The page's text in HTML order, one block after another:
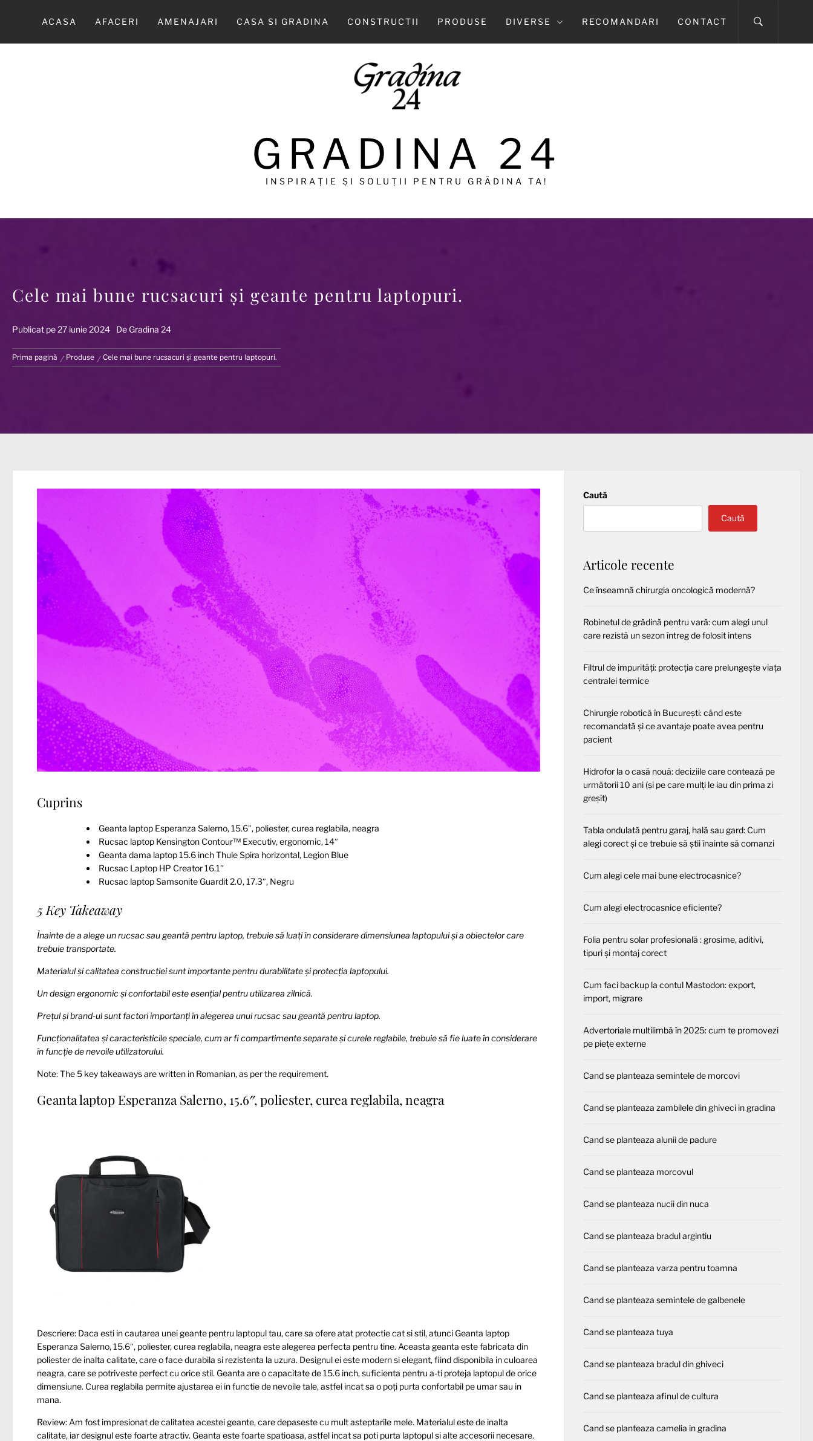
ACASA AFACERI AMENAJARI CASA SI GRADINA CONSTRUCTII PRODUSE DIVERSE RECOMANDARI CONTACT
GRADINA 24
INSPIRAȚIE ȘI SOLUȚII PENTRU GRĂDINA TA!
Cele mai bune rucsacuri și geante pentru laptopuri.
Publicat pe27 iunie 2024 De Gradina 24
Prima pagină Produse Cele mai bune rucsacuri și geante pentru laptopuri.
Cuprins
Geanta laptop Esperanza Salerno, 15.6″, poliester, curea reglabila, neagra
Rucsac laptop Kensington Contour™ Executiv, ergonomic, 14″
Geanta dama laptop 15.6 inch Thule Spira horizontal, Legion Blue
Rucsac Laptop HP Creator 16.1″
Rucsac laptop Samsonite Guardit 2.0, 17.3″, Negru
5 Key Takeaway
Înainte de a alege un rucsac sau geantă pentru laptop, trebuie să luați în considerare dimensiunea laptopului și a obiectelor care
trebuie transportate.
Materialul și calitatea construcției sunt importante pentru durabilitate și protecția laptopului.
Un design ergonomic și confortabil este esențial pentru utilizarea zilnică.
Prețul și brand-ul sunt factori importanți în alegerea unui rucsac sau geantă pentru laptop.
Funcționalitatea și caracteristicile speciale, cum ar fi compartimente separate și curele reglabile, trebuie să fie luate în considerare
în funcție de nevoile utilizatorului.
Note: The 5 key takeaways are written in Romanian, as per the requirement.
Geanta laptop Esperanza Salerno, 15.6″, poliester, curea reglabila, neagra
Descriere: Daca esti in cautarea unei geante pentru laptopul tau, care sa ofere atat protectie cat si stil, atunci Geanta laptop
Esperanza Salerno, 15.6″, poliester, curea reglabila, neagra este alegerea perfecta pentru tine. Aceasta geanta este fabricata din
poliester de inalta calitate, care o face durabila si rezistenta la uzura. Designul ei este modern si elegant, fiind disponibila in culoarea
neagra, care se potriveste perfect cu orice stil. Geanta are o capacitate de 15.6 inch, suficienta pentru a-ti proteja laptopul de orice
dimensiune. Curea reglabila permite ajustarea ei in functie de nevoile tale, astfel incat sa o poți purta confortabil pe umar sau in
mana.
Review: Am fost impresionat de calitatea acestei geante, care depaseste cu mult asteptarile mele. Materialul este de inalta
calitate, iar designul este foarte atractiv. Geanta este foarte spatioasa, astfel incat sa poti purta laptopul si alte accesorii necesare.
Caută
Caută
Articole recente
Ce înseamnă chirurgia oncologică modernă?
Robinetul de grădină pentru vară: cum alegi unul
care rezistă un sezon întreg de folosit intens
Filtrul de impurități: protecția care prelungește viața
centralei termice
Chirurgie robotică în București: când este
recomandată și ce avantaje poate avea pentru
pacient
Hidrofor la o casă nouă: deciziile care contează pe
următorii 10 ani (și pe care mulți le iau din prima zi
greșit)
Tabla ondulată pentru garaj, hală sau gard: Cum
alegi corect și ce trebuie să știi înainte să comanzi
Cum alegi cele mai bune electrocasnice?
Cum alegi electrocasnice eficiente?
Folia pentru solar profesională : grosime, aditivi,
tipuri și montaj corect
Cum faci backup la contul Mastodon: export,
import, migrare
Advertoriale multilimbă în 2025: cum te promovezi
pe piețe externe
Cand se planteaza semintele de morcovi
Cand se planteaza zambilele din ghiveci in gradina
Cand se planteaza alunii de padure
Cand se planteaza morcovul
Cand se planteaza nucii din nuca
Cand se planteaza bradul argintiu
Cand se planteaza varza pentru toamna
Cand se planteaza semintele de galbenele
Cand se planteaza tuya
Cand se planteaza bradul din ghiveci
Cand se planteaza afinul de cultura
Cand se planteaza camelia in gradina